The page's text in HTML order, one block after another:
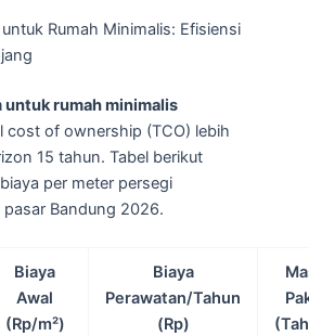
Rumah Minimalis: Efisiensi
untuk rumah minimalis
cost of ownership (TCO) lebih
15 tahun. Tabel berikut
per meter persegi
Bandung 2026.
Biaya
Awal
(Rp/m²)
Biaya
Perawatan/Tahun
(Rp)